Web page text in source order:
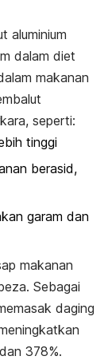
aluminium
dalam diet
makanan
seperti:
tinggi
berasid,
garam dan
makanan
Sebagai
daging
378%.